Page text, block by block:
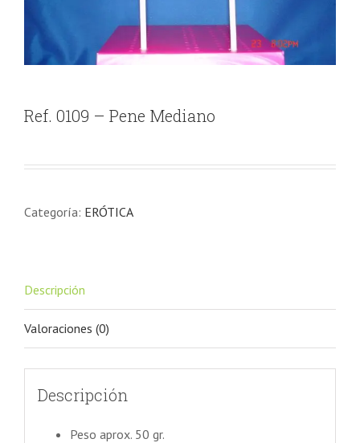
Ref. 0109 – Pene Mediano
Categoría: ERÓTICA
Descripción
Valoraciones (0)
Descripción
Peso aprox. 50 gr.